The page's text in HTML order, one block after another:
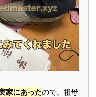
家にあったので、祖母